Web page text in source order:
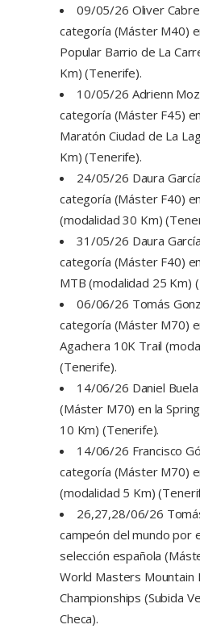
09/05/26 Oliver
categoría (Máster M40)
Popular Barrio de La
Km) (Tenerife).
10/05/26 Adrienn
categoría (Máster F45)
Maratón Ciudad de La
Km) (Tenerife).
24/05/26 Daura
categoría (Máster F40)
(modalidad 30 Km)
31/05/26 Daura
categoría (Máster F40)
MTB (modalidad 25 Km)
06/06/26 Tomás
categoría (Máster M70)
Agachera 10K Trail
(Tenerife).
14/06/26 Daniel
(Máster M70) en la
10 Km) (Tenerife).
14/06/26 Francisco
categoría (Máster M70)
(modalidad 5 Km)
26,27,28/06/26
campeón del mundo por
selección española
World Masters Mountain
Championships (Subida
Checa).